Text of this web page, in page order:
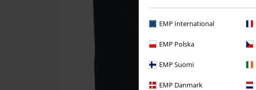
EMP International
EMP Polska
EMP Suomi
EMP Danmark